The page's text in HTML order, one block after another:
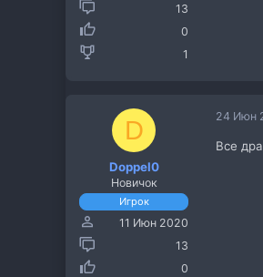
13
0
1
D
Doppel0
Новичок
Игрок
11 Июн 2020
13
0
24 Июн
Все